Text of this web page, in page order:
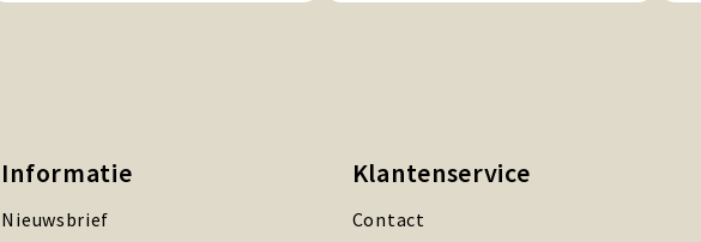
Informatie
Nieuwsbrief
Klantenservice
Contact